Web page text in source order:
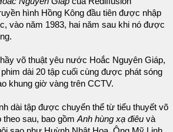
hình Hồng Kông đầu tiên được nhập
vào năm 1983, hai năm sau khi nó được
võ thuật yêu nước Hoắc Nguyên Giáp,
dài 20 tập cuối cùng được phát sóng
khung giờ vàng trên CCTV.
dài tập được chuyển thể từ tiểu thuyết võ
theo sau, bao gồm Anh hùng xạ điêu và